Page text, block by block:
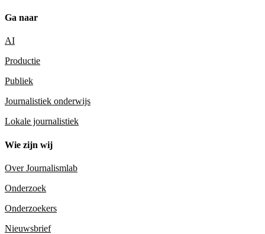
Ga naar
AI
Productie
Publiek
Journalistiek onderwijs
Lokale journalistiek
Wie zijn wij
Over Journalismlab
Onderzoek
Onderzoekers
Nieuwsbrief